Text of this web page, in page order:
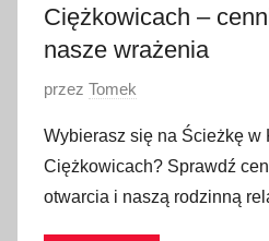
Ciężkowicach –
nasze wrażenia
O
u
b
l
i
przez Tomek
Wybierasz się na Ścieżkę w
Ciężkowicach? Sprawdź
otwarcia i naszą rodzinną